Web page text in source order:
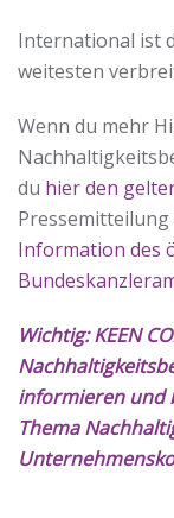
International ist
weitesten
Wenn du mehr
du hier den
Pressemitteilung
Information des
Wichtig: KEEN
informieren und
Thema